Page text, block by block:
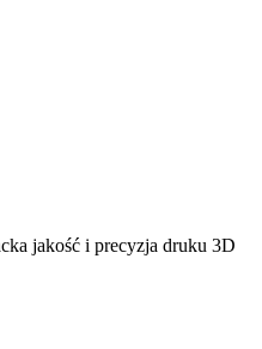
jakość i precyzja druku 3D